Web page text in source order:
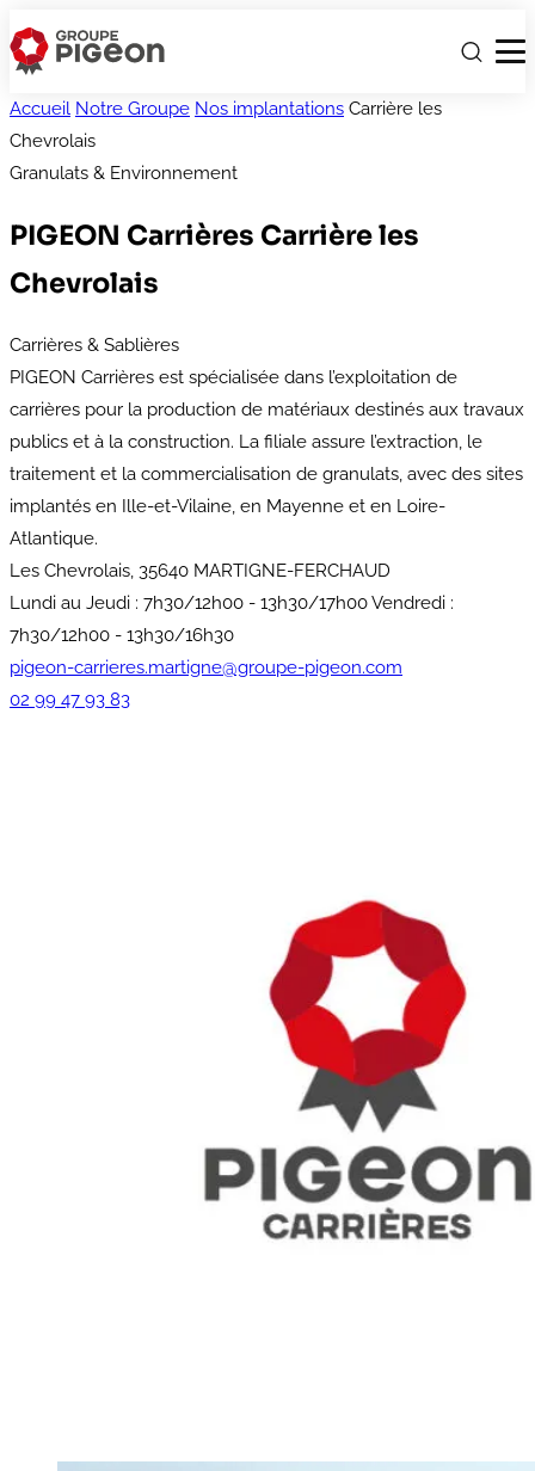
Accueil Notre Groupe Nos implantations Carrière les
Chevrolais
Granulats & Environnement
PIGEON Carrières Carrière les
Chevrolais
Carrières & Sablières
PIGEON Carrières est spécialisée dans l’exploitation de
carrières pour la production de matériaux destinés aux travaux
publics et à la construction. La filiale assure l’extraction, le
traitement et la commercialisation de granulats, avec des sites
implantés en Ille-et-Vilaine, en Mayenne et en Loire-
Atlantique.
Les Chevrolais, 35640 MARTIGNE-FERCHAUD
Lundi au Jeudi : 7h30/12h00 - 13h30/17h00 Vendredi :
7h30/12h00 - 13h30/16h30
pigeon-carrieres.martigne@groupe-pigeon.com
02 99 47 93 83